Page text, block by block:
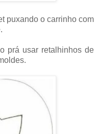
puxando o carrinho com
prá usar retalhinhos de